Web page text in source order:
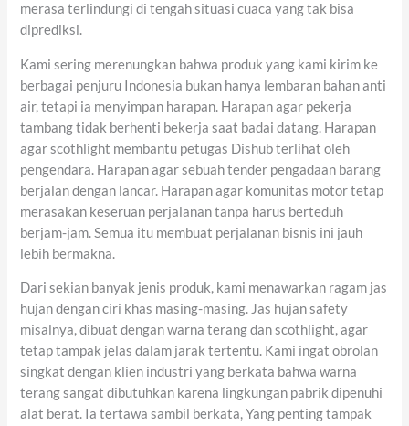
merasa terlindungi di tengah situasi cuaca yang tak bisa
diprediksi.
Kami sering merenungkan bahwa produk yang kami kirim ke
berbagai penjuru Indonesia bukan hanya lembaran bahan anti
air, tetapi ia menyimpan harapan. Harapan agar pekerja
tambang tidak berhenti bekerja saat badai datang. Harapan
agar scothlight membantu petugas Dishub terlihat oleh
pengendara. Harapan agar sebuah tender pengadaan barang
berjalan dengan lancar. Harapan agar komunitas motor tetap
merasakan keseruan perjalanan tanpa harus berteduh
berjam-jam. Semua itu membuat perjalanan bisnis ini jauh
lebih bermakna.
Dari sekian banyak jenis produk, kami menawarkan ragam jas
hujan dengan ciri khas masing-masing. Jas hujan safety
misalnya, dibuat dengan warna terang dan scothlight, agar
tetap tampak jelas dalam jarak tertentu. Kami ingat obrolan
singkat dengan klien industri yang berkata bahwa warna
terang sangat dibutuhkan karena lingkungan pabrik dipenuhi
alat berat. Ia tertawa sambil berkata, Yang penting tampak